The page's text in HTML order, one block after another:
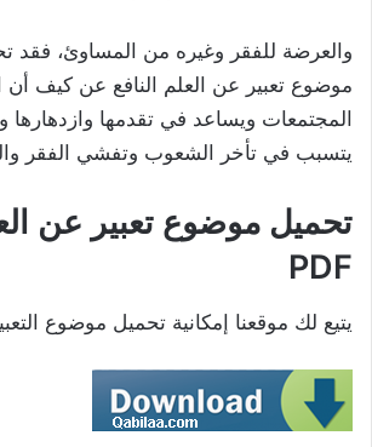
والعرضة للفقر وغيره من المساوئ، فقد
موضوع تعبير عن العلم النافع عن كيف أن
المجتمعات ويساعد في تقدمها
يتسبب في تأخر الشعوب وتفشي الفقر
تحميل موضوع تعبير عن
PDF
يتيع لك موقعنا إمكانية تحميل موضوع